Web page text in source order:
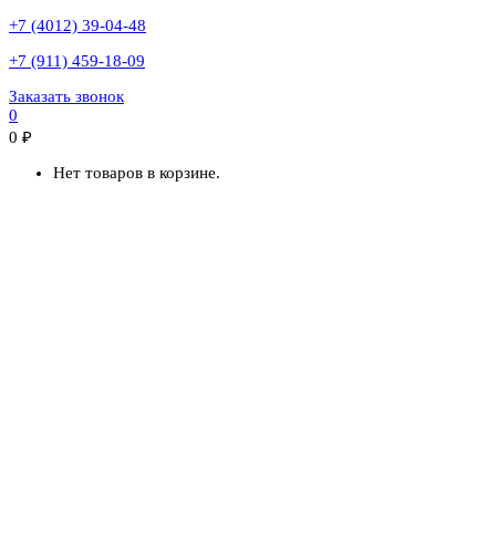
+7 (4012) 39-04-48
+7 (911) 459-18-09
Заказать звонок
0
0 ₽
Нет товаров в корзине.